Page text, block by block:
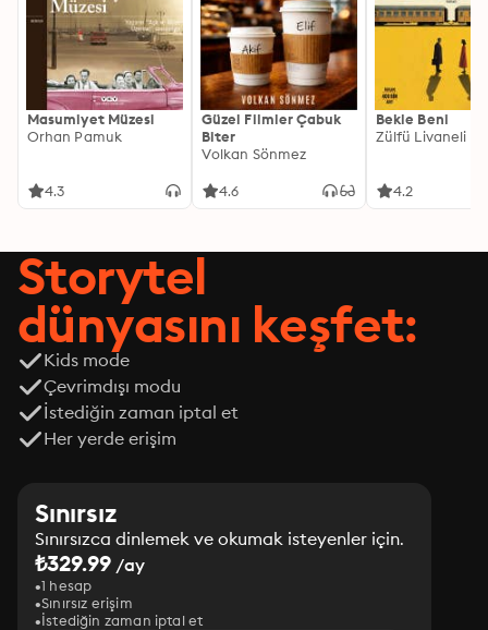
Masumiyet Müzesi
Orhan Pamuk
4.3
Güzel Filmler Çabuk
Biter
Volkan Sönmez
4.6
Bekle Beni
Zülfü Livaneli
4.2
Storytel
dünyasını keşfet:
Kids mode
Çevrimdışı modu
İstediğin zaman iptal et
Her yerde erişim
Sınırsız
Sınırsızca dinlemek ve okumak isteyenler için.
₺329.99 /ay
1 hesap
Sınırsız erişim
İstediğin zaman iptal et